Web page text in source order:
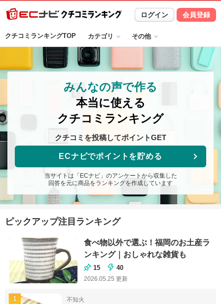
ログイン 会員登録
クチコミランキングTOP カテゴリ その他
みんなの声で作る
本当に使える
クチコミランキング
クチコミを投稿してポイントGET
ECナビでポイントを貯める
当サイトは「ECナビ」のアンケートから収集した
回答を元に商品をランキングを作成しています
ピックアップ注目ランキング
食べ物以外で選ぶ！福岡のお土産ラ
ンキング｜おしゃれな雑貨も
15 40
2026.05.25 更新
1 不知火